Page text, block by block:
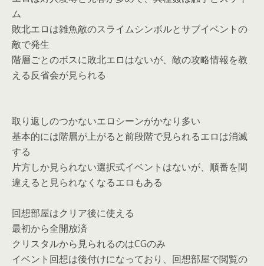
ム
敗北エロは雑魚敵のスライムシンボルとサブイベントの
敵で発生
階層ごとのボスに敗北エロはないが、敵の攻略情報を教
える反省会が見られる
取り返しのつかないエロシーンがかなり多い
基本的には階層が上がると前段階で見られるエロは消滅
する
片方しか見られない選択式イベントはないが、順番を間
違えると見られなくなるエロもある
回想部屋はクリア後に使える
最初から全開放済
クリスタルから見られるのはCGのみ
イベント回想は後付けになっており、回想部屋で閲覧の